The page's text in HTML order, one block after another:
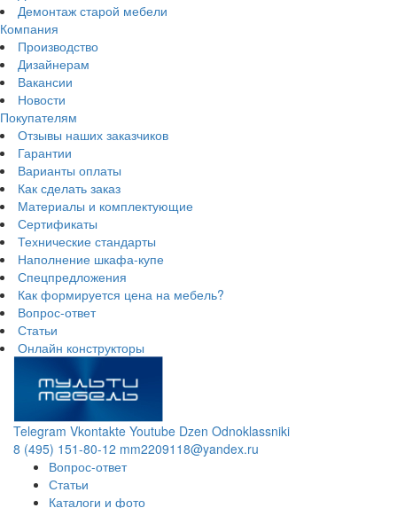
Демонтаж старой мебели
Компания
Производство
Дизайнерам
Вакансии
Новости
Покупателям
Отзывы наших заказчиков
Гарантии
Варианты оплаты
Как сделать заказ
Материалы и комплектующие
Сертификаты
Технические стандарты
Наполнение шкафа-купе
Спецпредложения
Как формируется цена на мебель?
Вопрос-ответ
Статьи
Онлайн конструкторы
Telegram Vkontakte Youtube Dzen Odnoklassniki
8 (495) 151-80-12 mm2209118@yandex.ru
Вопрос-ответ
Статьи
Каталоги и фото